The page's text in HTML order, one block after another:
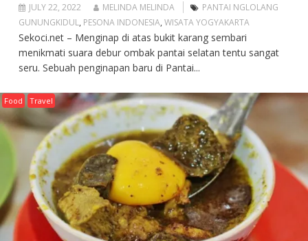
JULY 22, 2022 MELINDA MELINDA
PANTAI NGLOLANG
GUNUNGKIDUL, PESONA INDONESIA, WISATA YOGYAKARTA
Sekoci.net – Menginap di atas bukit karang sembari
menikmati suara debur ombak pantai selatan tentu sangat
seru. Sebuah penginapan baru di Pantai...
Food Travel